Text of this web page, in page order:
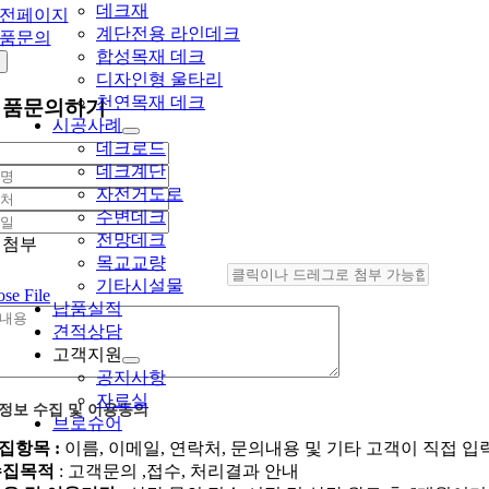
데크재
계단전용 라인데크
합성목재 데크
디자인형 울타리
천연목재 데크
시공사례
데크로드
데크계단
자전거도로
수변데크
전망데크
목교교량
기타시설물
납품실적
견적상담
고객지원
공지사항
자료실
브로슈어
페이지
문의
문의하기
부
File
보 수집 및 이용동의
항목 : 이름, 이메일, 연락처, 문의내용 및 기타 고객이 직접 입
목적 : 고객문의 ,접수, 처리결과 안내